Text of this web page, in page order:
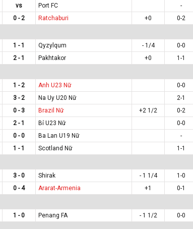
vs Port FC
-
0 - 2 Ratchaburi +0
0-2
1 - 1 Qyzylqum - 1/4
0-0
2 - 1 Pakhtakor +0
1-1
1 - 2 Anh U23 Nữ
0-0
3 - 2 Na Uy U20 Nữ
2-1
0 - 3 Brazil Nữ +2 1/2
0-2
2 - 1 Bỉ U23 Nữ
0-0
0 - 0 Ba Lan U19 Nữ
-
1 - 1 Scotland Nữ
1-1
3 - 0 Shirak - 1 1/4
1-0
0 - 4 Ararat-Armenia +1
0-1
1 - 0 Penang FA - 1 1/2
0-0